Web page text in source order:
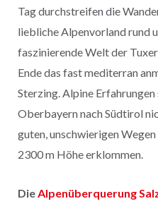
Tag durchstreifen die
liebliche Alpenvorland rund
faszinierende Welt der
Ende das fast mediterran
Sterzing. Alpine
Oberbayern nach Südtirol
guten, unschwierigen
2300 m Höhe erklommen.
DieAlpenüberquerung